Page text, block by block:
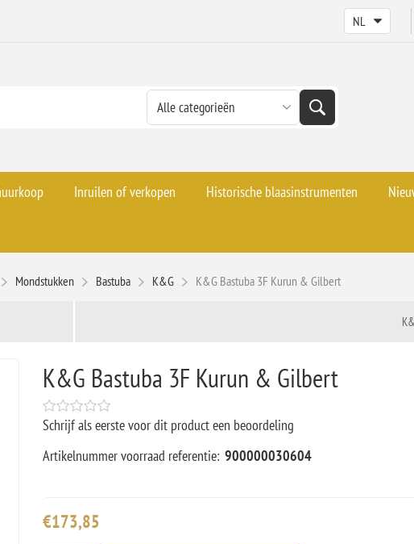
Inruilen of verkopen Historische blaasinstrumenten
Mondstukken Bastuba K&G K&G Bastuba 3F Kurun & Gilbert
K&G Bastuba 3F Kurun & Gilbert
Schrijf als eerste voor dit product een beoordeling
Artikelnummer voorraad referentie: 900000030604
€173,85